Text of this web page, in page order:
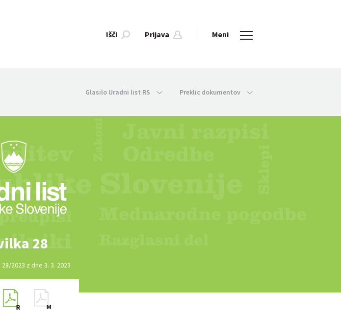
Išči Prijava Meni
Glasilo Uradni list RS Preklic dokumentov
28
2023 z dne 3. 3. 2023